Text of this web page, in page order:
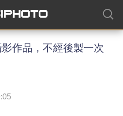
作品，不經後製一次